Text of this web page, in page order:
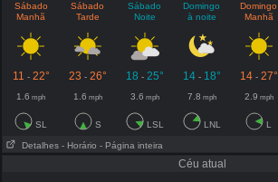
Sábado
Manhã
Sábado
Tarde
Sábado
Noite
Domingo
à noite
Domingo
Manhã
11 - 22° 23 - 26° 18 - 25° 14- 18° 14- 27°
1.6 mph 1.6 mph 3.6 mph 7.8 mph 2.9 mph
SL S LSL LNL L
Detalhes - Horário - Página inteira
Céu atual